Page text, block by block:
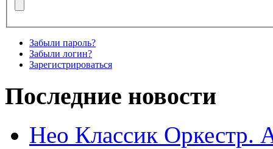
Забыли пароль?
Забыли логин?
Зарегистрироваться
Последние новости
Нео Классик Оркестр.